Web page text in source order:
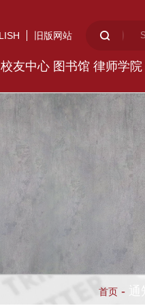
旧版网站
校友中心 图书馆 律师学院
首页 -